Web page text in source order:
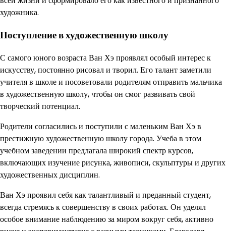
художника.
Поступление в художественную школу
С самого юного возраста Ван Хэ проявлял особый интерес к
искусству, постоянно рисовал и творил. Его талант заметили
учителя в школе и посоветовали родителям отправить мальчика
в художественную школу, чтобы он смог развивать свой
творческий потенциал.
Родители согласились и поступили с маленьким Ван Хэ в
престижную художественную школу города. Учеба в этом
учебном заведении предлагала широкий спектр курсов,
включающих изучение рисунка, живописи, скульптуры и других
художественных дисциплин.
Ван Хэ проявил себя как талантливый и преданный студент,
всегда стремясь к совершенству в своих работах. Он уделял
особое внимание наблюдению за миром вокруг себя, активно